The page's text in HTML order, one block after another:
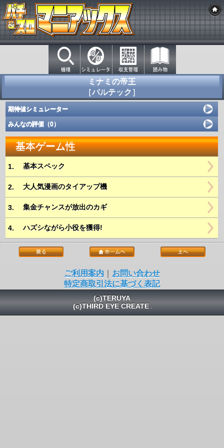
ミナミの帝王
［バルテック］
期待値シミュレーター
みんなの評価（0）
基本ゲーム性
1. 基本スペック
2. 大人気漫画のタイアップ機
3. 集金チャンスが放出のカギ
4. ハズシながら小役を獲得!
ご利用案内
お問い合わせ
特定商取引法に基づく表記
(c)TERUYA
(c)THIRD EYE CREATE